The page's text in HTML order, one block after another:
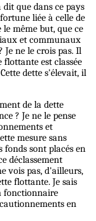
que dans ce pays
liée à celle de
même but, que ce
et communaux
ne le crois pas. Il
est classée
dette s'élevait, il
de la dette
? Je ne le pense
et
mesure sans
fonds sont placés en
déclassement
vois pas, d'ailleurs,
flottante. Je sais
fonctionnaire
en